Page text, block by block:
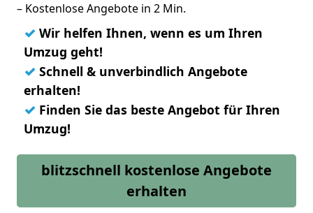
– Kostenlose Angebote in 2 Min.
✓ Wir helfen Ihnen, wenn es um Ihren
Umzug geht!
✓ Schnell & unverbindlich Angebote
erhalten!
✓ Finden Sie das beste Angebot für Ihren
Umzug!
blitzschnell kostenlose Angebote
erhalten